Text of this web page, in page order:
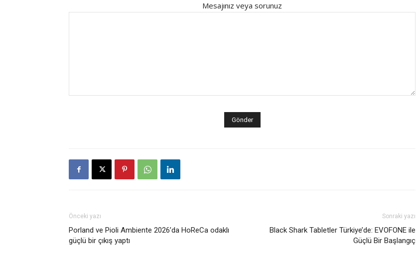
Mesajınız veya sorunuz
Önceki yazı
Porland ve Pioli Ambiente 2026’da HoReCa odaklı
güçlü bir çıkış yaptı
Sonraki yazı
Black Shark Tabletler Türkiye’de: EVOFONE ile
Güçlü Bir Başlangıç